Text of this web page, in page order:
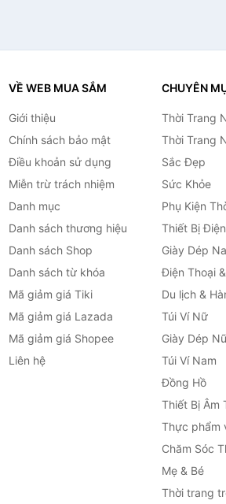
VỀ WEB MUA SẮM
Giới thiệu
Chính sách bảo mật
Điều khoản sử dụng
Miễn trừ trách nhiệm
Danh mục
Danh sách thương hiệu
Danh sách Shop
Danh sách từ khóa
Mã giảm giá Tiki
Mã giảm giá Lazada
Mã giảm giá Shopee
Liên hệ
CHUYÊN
Thời Trang
Thời Trang
Sắc Đẹp
Sức Khỏe
Phụ Kiện
Thiết Bị
Giày Dép
Điện Thoại
Du lịch &
Túi Ví Nữ
Giày Dép
Túi Ví Nam
Đồng Hồ
Thiết Bị Âm
Thực phẩm
Chăm Sóc
Mẹ & Bé
Thời trang